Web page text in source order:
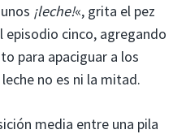
¡leche!«, grita el pez
cinco, agregando
para apaciguar a los
no es ni la mitad.
media entre una pila